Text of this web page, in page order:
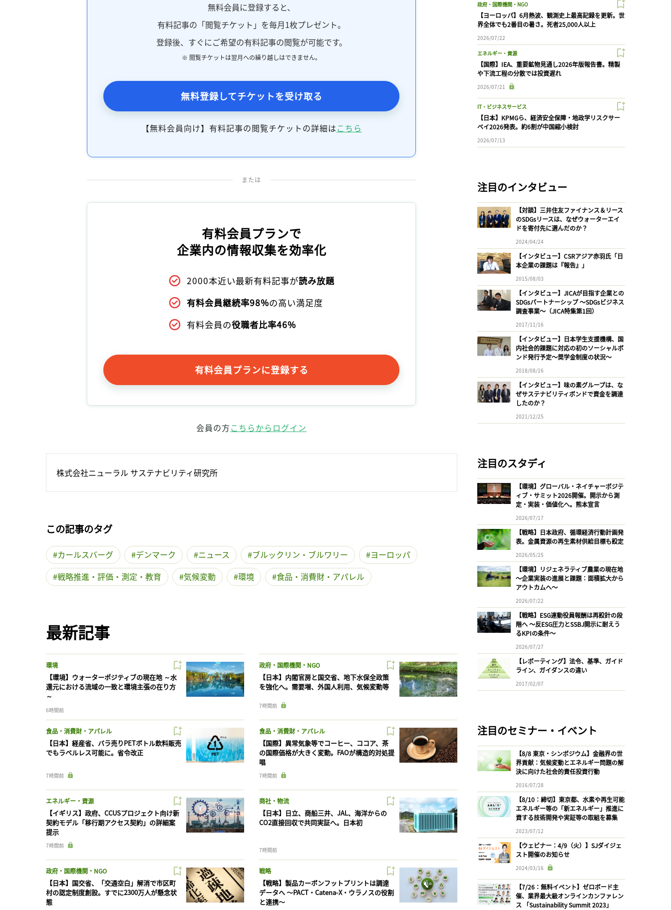
無料会員に登録すると、
有料記事の「閲覧チケット」を毎月1枚プレゼント。
登録後、すぐにご希望の有料記事の閲覧が可能です。
※ 閲覧チケットは翌月への繰り越しはできません。
無料登録してチケットを受け取る
【無料会員向け】有料記事の閲覧チケットの詳細はこちら
または
有料会員プランで
企業内の情報収集を効率化
2000本近い最新有料記事が読み放題
有料会員継続率98%の高い満足度
有料会員の役職者比率46%
有料会員プランに登録する
会員の方こちらからログイン
株式会社ニューラル サステナビリティ研究所
この記事のタグ
カールスバーグ デンマーク ニュース ブルックリン・ブルワリー
ヨーロッパ
戦略推進・評価・測定・教育
気候変動 環境 食品・消費財・アパレル
最新記事
環境
【環境】ウォーターポジティブの現在地 ～水
還元における流域の一致と環境主張の在り方
～
6時間前
政府・国際機関・NGO
【日本】内閣官房と国交省、地下水保全政策
を強化へ。需要増、外国人利用、気候変動等
7時間前
食品・消費財・アパレル
【日本】経産省、バラ売りPETボトル飲料販売
でもラベルレス可能に。省令改正
7時間前
食品・消費財・アパレル
【国際】異常気象等でコーヒー、ココア、茶
の国際価格が大きく変動。FAOが構造的対処提
唱
7時間前
エネルギー・資源
【イギリス】政府、CCUSプロジェクト向け新
契約モデル「移行期アクセス契約」の詳細案
提示
7時間前
商社・物流
【日本】日立、商船三井、JAL、海洋からの
CO2直接回収で共同実証へ。日本初
7時間前
政府・国際機関・NGO
【日本】国交省、「交通空白」解消で市区町
村の認定制度創設。すでに2300万人が懸念状
態
戦略
【戦略】製品カーボンフットプリントは調達
データへ 〜PACT・Catena-X・ウラノスの役割
と連携〜
政府・国際機関・NGO
【ヨーロッパ】6月熱波、観測史上最高記録を更新。世
界全体でも2番目の暑さ。死者25,000人以上
2026/07/22
エネルギー・資源
【国際】IEA、重要鉱物見通し2026年版報告書。精製
や下流工程の分散では投資遅れ
2026/07/21
IT・ビジネスサービス
【日本】KPMGら、経済安全保障・地政学リスクサー
ベイ2026発表。約6割が中国縮小検討
2026/07/13
注目のインタビュー
【対談】三井住友ファイナンス＆リース
のSDGsリースは、なぜウォーターエイ
ドを寄付先に選んだのか？
2024/04/24
【インタビュー】CSRアジア赤羽氏「日
本企業の課題は『報告』」
2015/08/03
【インタビュー】JICAが目指す企業との
SDGsパートナーシップ 〜SDGsビジネス
調査事業〜（JICA特集第1回）
2017/11/16
【インタビュー】日本学生支援機構、国
内社会的課題に対応の初のソーシャルボ
ンド発行予定〜奨学金制度の状況〜
2018/08/16
【インタビュー】味の素グループは、な
ぜサステナビリティボンドで資金を調達
したのか？
2021/12/25
注目のスタディ
【環境】グローバル・ネイチャーポジテ
ィブ・サミット2026開催。開示から測
定・実装・価値化へ。熊本宣言
2026/07/17
【戦略】日本政府、循環経済行動計画発
表。金属資源の再生素材供給目標も設定
2026/05/25
【環境】リジェネラティブ農業の現在地
〜企業実装の進展と課題：面積拡大から
アウトカムへ〜
2026/07/22
【戦略】ESG連動役員報酬は再設計の段
階へ 〜反ESG圧力とSSBJ開示に耐えう
るKPIの条件〜
2026/07/27
【レポーティング】法令、基準、ガイド
ライン、ガイダンスの違い
2017/02/07
注目のセミナー・イベント
【8/8 東京・シンポジウム】金融界の世
界貢献：気候変動とエネルギー問題の解
決に向けた社会的責任投資行動
2016/07/28
【8/10：締切】東京都、水素や再生可能
エネルギー等の「新エネルギー」推進に
資する技術開発や実証等の取組を募集
2023/07/12
【ウェビナー：4/9（火）】SJダイジェ
スト開催のお知らせ
2024/03/16
【7/26：無料イベント】ゼロボード主
催、業界最大級オンラインカンファレン
ス 「Sustainability Summit 2023」
記事をお気に入りに保存するには
ログインが必要です